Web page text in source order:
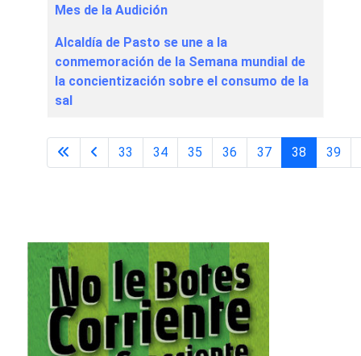
Mes de la Audición
Alcaldía de Pasto se une a la
conmemoración de la Semana mundial de
la concientización sobre el consumo de la
sal
Página 38 de 65
33 34 35 36 37 38 39